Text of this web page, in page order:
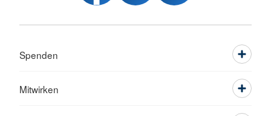
Spenden
Mitwirken